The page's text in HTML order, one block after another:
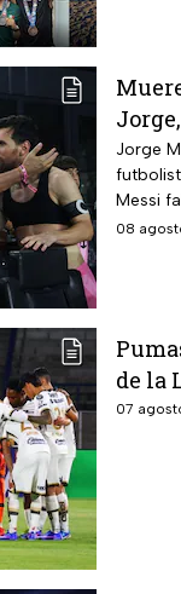
Messi
Jorge
Messi
08
de la
2026
07